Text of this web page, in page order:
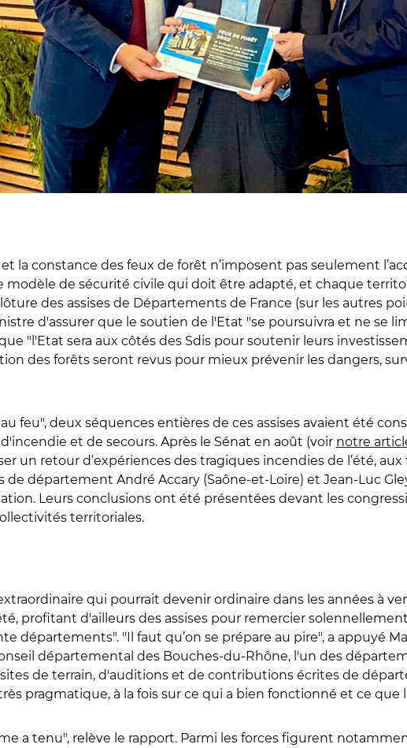
la constance des feux de forêt n’imposent pas seulement
modèle de sécurité civile qui doit être adapté, et chaque
des assises de Départements de France (sur les autres
d'assurer que le soutien de l'Etat "se poursuivra et ne se
"l'Etat sera aux côtés des Sdis pour soutenir leurs
des forêts seront revus pour mieux prévenir les dangers,
feu", deux séquences entières de ces assises avaient été
et de secours. Après le Sénat en août (voir notre
un retour d’expériences des tragiques incendies de l’été, aux
département André Accary (Saône-et-Loire) et Jean-Luc
Leurs conclusions ont été présentées devant les
territoriales.
qui pourrait devenir ordinaire dans les années à
profitant d'ailleurs des assises pour remercier
départements". "Il faut qu’on se prépare au pire", a appuyé
départemental des Bouches-du-Rhône, l'un des
de terrain, d'auditions et de contributions écrites de
pragmatique, à la fois sur ce qui a bien fonctionné et ce que
a tenu", relève le rapport. Parmi les forces figurent